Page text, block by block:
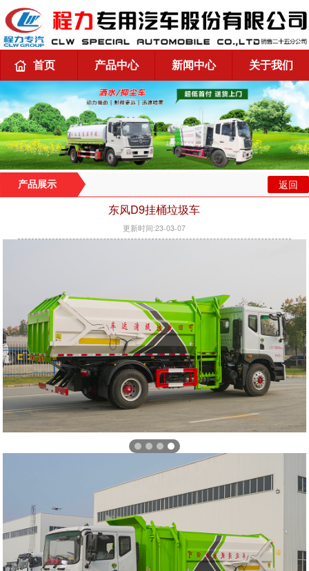
首页 产品中心 新闻中心 关于我们
产品展示 返回
东风D9挂桶垃圾车
更新时间:23-03-07